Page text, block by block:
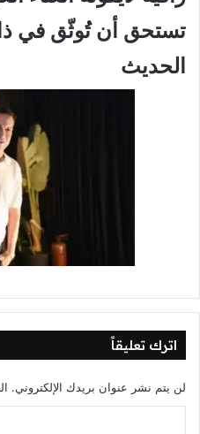
تستحق أن تُوثّق في
الحديث
اترك تعليقاً
لن يتم نشر عنوان بريدك الإلكتروني.